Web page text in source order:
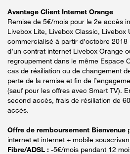
Avantage Client Internet Orange
Remise de 5€/mois pour le 2e accès
Livebox Lite, Livebox Classic, Livebox
commercialisé à partir d’octobre
d’un contrat internet Livebox Orange
regroupement dans le même Espace
cas de résiliation ou de changement
perte de la remise et fin de
(sauf pour les offres avec Smart TV).
second accès, frais de résiliation de
accès.
Offre de remboursement Bienvenue
internet et internet + mobile
Fibre/ADSL : -5€/mois pendant 12